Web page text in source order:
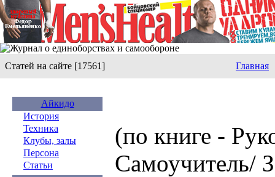
Статей на сайте [17561] Главная
Айкидо
История
Техника
Клубы, залы
Персона
Статьи
(по книге -
Самоучитель/